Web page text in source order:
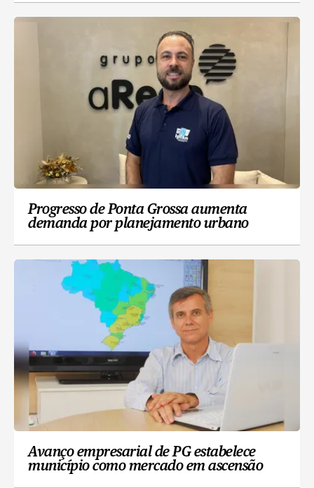
Progresso de Ponta Grossa aumenta
demanda por planejamento urbano
Avanço empresarial de PG estabelece
município como mercado em ascensão